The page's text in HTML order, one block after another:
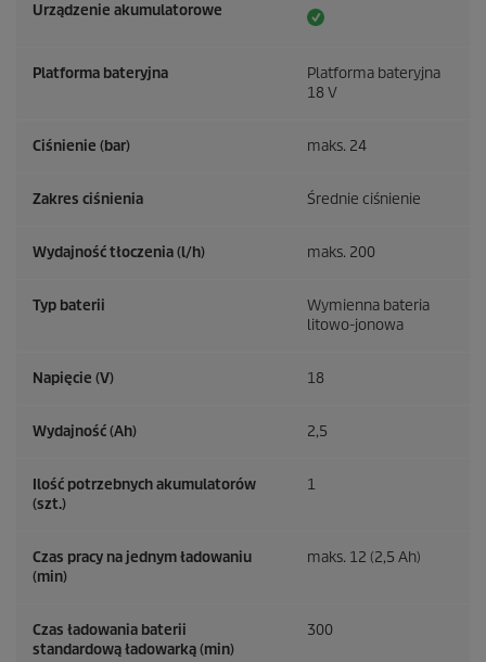
Urządzenie akumulatorowe
Platforma bateryjna
Platforma bateryjna
18 V
Ciśnienie (bar) maks. 24
Zakres ciśnienia Średnie ciśnienie
Wydajność tłoczenia (l/h) maks. 200
Typ baterii
Wymienna bateria
litowo-jonowa
Napięcie (V) 18
Wydajność (Ah) 2,5
Ilość potrzebnych akumulatorów
(szt.)
1
Czas pracy na jednym ładowaniu
(min)
maks. 12 (2,5 Ah)
Czas ładowania baterii
standardową ładowarką (min)
300